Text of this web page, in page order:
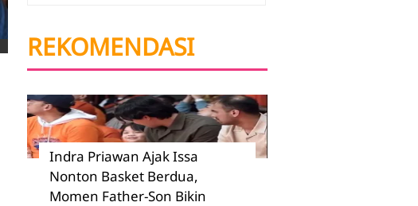
REKOMENDASI
Indra Priawan Ajak Issa
Nonton Basket Berdua,
Momen Father-Son Bikin